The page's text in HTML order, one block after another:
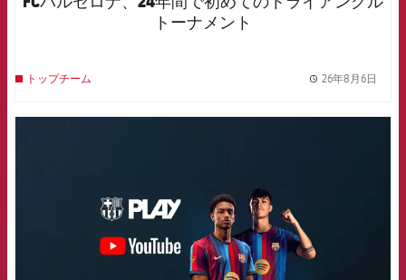
トーナメント
トップチーム 26年8月6日